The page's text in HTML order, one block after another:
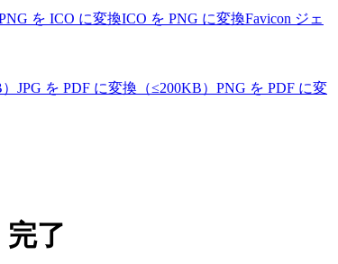
を ICO に変換ICO を PNG に変換Favicon ジェ
JPG を PDF に変換（≤200KB） PNG を PDF に変
了